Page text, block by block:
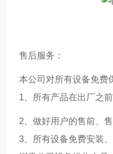
售后服务：
本公司对所有设备免费
1
、所有产品在出厂之
2 、做好用户的售前、
3 、所有设备免费安装